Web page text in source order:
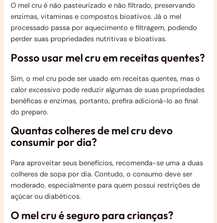
O mel cru é não pasteurizado e não filtrado, preservando
enzimas, vitaminas e compostos bioativos. Já o mel
processado passa por aquecimento e filtragem, podendo
perder suas propriedades nutritivas e bioativas.
Posso usar mel cru em receitas quentes?
Sim, o mel cru pode ser usado em receitas quentes, mas o
calor excessivo pode reduzir algumas de suas propriedades
benéficas e enzimas, portanto, prefira adicioná-lo ao final
do preparo.
Quantas colheres de mel cru devo
consumir por dia?
Para aproveitar seus benefícios, recomenda-se uma a duas
colheres de sopa por dia. Contudo, o consumo deve ser
moderado, especialmente para quem possui restrições de
açúcar ou diabéticos.
O mel cru é seguro para crianças?